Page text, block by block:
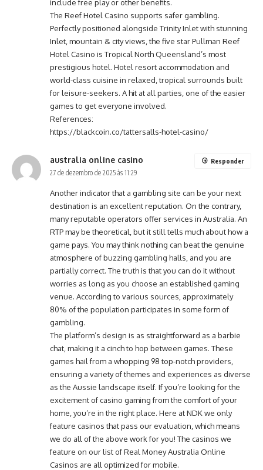
include free play or other benefits.
The Reef Hotel Casino supports safer gambling.
Perfectly positioned alongside Trinity Inlet with stunning
Inlet, mountain & city views, the five star Pullman Reef
Hotel Casino is Tropical North Queensland’s most
prestigious hotel. Hotel resort accommodation and
world-class cuisine in relaxed, tropical surrounds built
for leisure-seekers. A hit at all parties, one of the easier
games to get everyone involved.
References:
https://blackcoin.co/tattersalls-hotel-casino/
australia online casino
27 de dezembro de 2025 às 11:29
Another indicator that a gambling site can be your next
destination is an excellent reputation. On the contrary,
many reputable operators offer services in Australia. An
RTP may be theoretical, but it still tells much about how a
game pays. You may think nothing can beat the genuine
atmosphere of buzzing gambling halls, and you are
partially correct. The truth is that you can do it without
worries as long as you choose an established gaming
venue. According to various sources, approximately
80% of the population participates in some form of
gambling.
The platform’s design is as straightforward as a barbie
chat, making it a cinch to hop between games. These
games hail from a whopping 98 top-notch providers,
ensuring a variety of themes and experiences as diverse
as the Aussie landscape itself. If you’re looking for the
excitement of casino gaming from the comfort of your
home, you’re in the right place. Here at NDK we only
feature casinos that pass our evaluation, which means
we do all of the above work for you! The casinos we
feature on our list of Real Money Australia Online
Casinos are all optimized for mobile.
Responder